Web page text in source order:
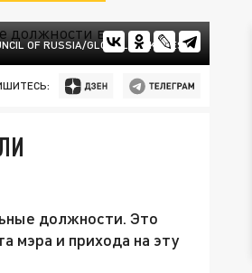
OF RUSSIA/GLOBALLOOKPRESS
должности. Это
мэра и прихода на эту